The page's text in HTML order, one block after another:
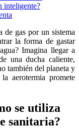
inteligente?
de gas por un sistema
la forma de gastar
Imagina llegar a
una ducha caliente,
también del planeta y
aerotermia promete
se utiliza
sanitaria?